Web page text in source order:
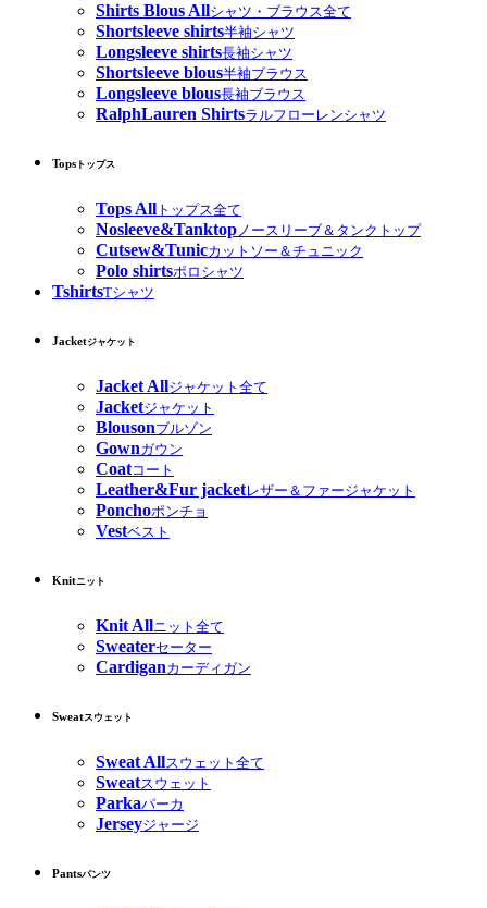
Shirts Blous Allシャツ・ブラウス全て
Shortsleeve shirts半袖シャツ
Longsleeve shirts長袖シャツ
Shortsleeve blous半袖ブラウス
Longsleeve blous長袖ブラウス
RalphLauren Shirtsラルフローレンシャツ
Tops トップス
Tops All トップス全て
Nosleeve&Tanktopノースリーブ＆タンクトップ
Cutsew&Tunicカットソー＆チュニック
Polo shirtsポロシャツ
TshirtsTシャツ
Jacketジャケット
Jacket Allジャケット全て
Jacketジャケット
Blousonブルゾン
Gownガウン
Coatコート
Leather&Fur jacketレザー＆ファージャケット
Ponchoポンチョ
Vestベスト
Knitニット
Knit Allニット全て
Sweaterセーター
Cardiganカーディガン
Sweatスウェット
Sweat Allスウェット全て
Sweatスウェット
Parkaパーカ
Jerseyジャージ
Pantsパンツ